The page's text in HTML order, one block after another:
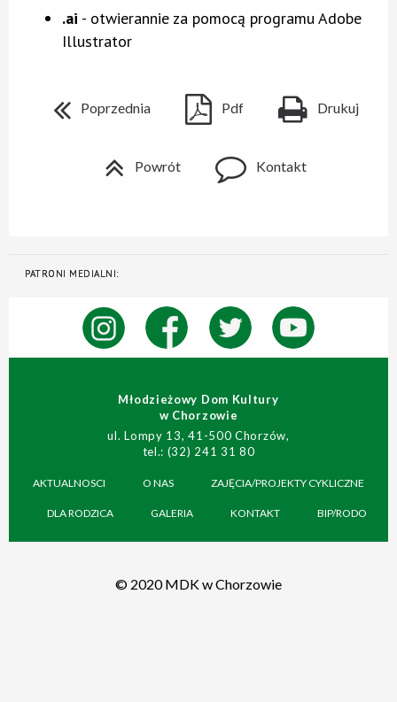
.ai - otwierannie za pomocą programu Adobe
Illustrator
Poprzednia Pdf Drukuj
Powrót Kontakt
Młodzieżowy Dom Kultury
w Chorzowie
ul. Lompy 13, 41-500 Chorzów,
tel.: (32) 241 31 80
AKTUALNOSCI O NAS ZAJĘCIA/PROJEKTY CYKLICZNE
DLA RODZICA GALERIA KONTAKT BIP/RODO
© 2020 MDK w Chorzowie